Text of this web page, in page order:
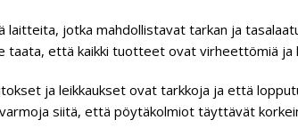
jotka mahdollistavat tarkan ja
että kaikki tuotteet ovat virheettömiä ja
ja leikkaukset ovat tarkkoja ja että
siitä, että pöytäkolmiot täyttävät